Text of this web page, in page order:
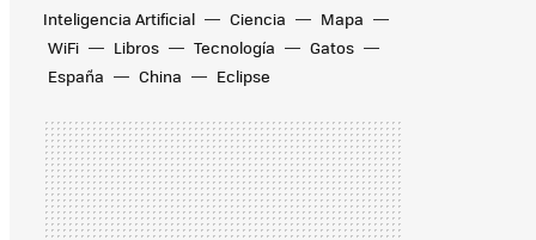
Inteligencia Artificial
Ciencia
Mapa
WiFi
Libros Tecnología
Gatos
España
China Eclipse